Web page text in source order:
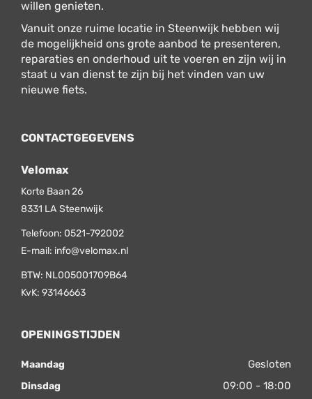
willen genieten.
Vanuit onze ruime locatie in Steenwijk hebben wij
de mogelijkheid ons grote aanbod te presenteren,
reparaties en onderhoud uit te voeren en zijn wij in
staat u van dienst te zijn bij het vinden van uw
nieuwe fiets.
CONTACTGEGEVENS
Velomax
Korte Baan 26
8331 LA Steenwijk
Telefoon: 0521-792002
E-mail: info@velomax.nl
BTW: NL005001709B64
KvK: 93146663
OPENINGSTIJDEN
Maandag Gesloten
Dinsdag 09:00 - 18:00